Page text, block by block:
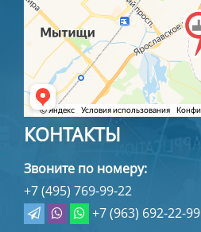
КОНТАКТЫ
Звоните по номеру:
+7 (495) 769-99-22
+7 (963) 692-22-99